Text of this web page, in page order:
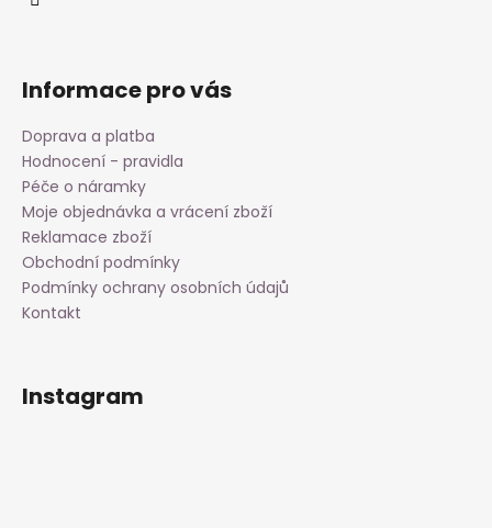
Informace pro vás
Doprava a platba
Hodnocení - pravidla
Péče o náramky
Moje objednávka a vrácení zboží
Reklamace zboží
Obchodní podmínky
Podmínky ochrany osobních údajů
Kontakt
Instagram